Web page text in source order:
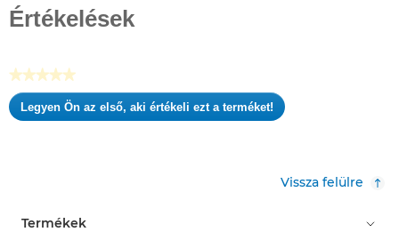
elérhető
Értékelések
★★★★★
Nincs
értékelési
Legyen Ön az első, aki értékeli ezt a terméket!
.
nyitni
Vissza felülre
Termékek